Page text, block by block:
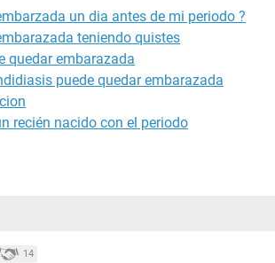
un dia antes de mi periodo ?
teniendo quistes
quedar embarazada
puede quedar embarazada
recién nacido con el periodo
14